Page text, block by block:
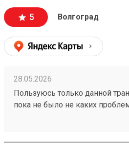
5 Волгоград
28.05.2026
Пользуюсь только данной
пока не было не каких